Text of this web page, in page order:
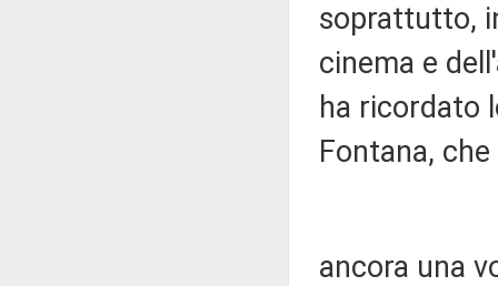
soprattutto,
cinema e
ha ricordato
Fontana,
ancora una